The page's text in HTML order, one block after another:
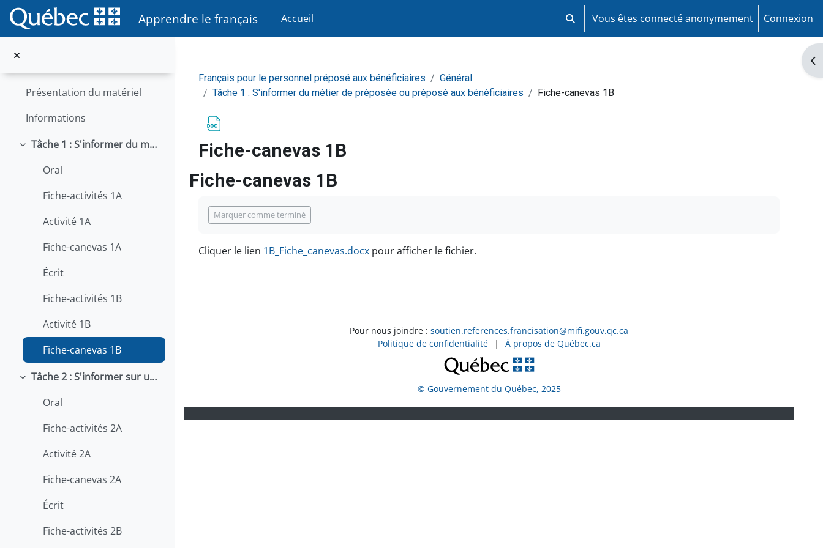
Passer au contenu principal
Apprendre le français Accueil Activer/désactiver la saisie de recherche
Vous êtes connecté anonymement Connexion
Général
Présentation du matériel
Informations
Replier
Tâche 1 : S'informer du métier de préposée ou préposé aux bénéficiaires
Oral
Fiche-activités 1A
Activité 1A
Fiche-canevas 1A
Écrit
Fiche-activités 1B
Activité 1B
Fiche-canevas 1B
Replier
Tâche 2 : S'informer sur une formation
Oral
Fiche-activités 2A
Activité 2A
Fiche-canevas 2A
Écrit
Fiche-activités 2B
Français pour le personnel préposé aux bénéficiaires
Général
Tâche 1 : S'informer du métier de préposée ou préposé aux bénéficiaires
Fiche-canevas 1B
Fiche-canevas 1B
Fiche-canevas 1B
Conditions d’achèvement
Marquer comme terminé
Cliquer le lien 1B_Fiche_canevas.docx pour afficher le fichier.
Pour nous joindre : soutien.references.francisation@mifi.gouv.qc.ca
Politique de confidentialité
| À propos de Québec.ca
© Gouvernement du Québec, 2025